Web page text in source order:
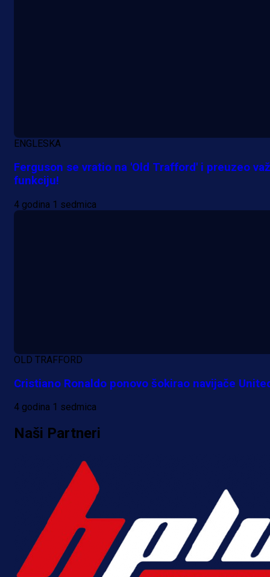
Kakva partija Omerovića:
dva gola za samo tri minute!
ENGLESKA
Ferguson se vratio na 'Old Trafford' i preuzeo
funkciju!
4 godina 1 sedmica
OLD TRAFFORD
Cristiano Ronaldo ponovo šokirao navijače
4 godina 1 sedmica
Naši Partneri